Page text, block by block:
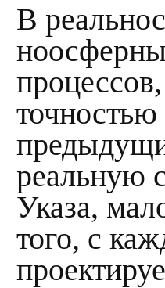
В
реальную
Указа,
того, с